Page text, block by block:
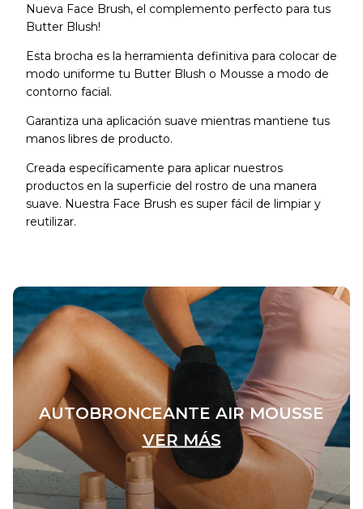
Nueva Face Brush, el complemento perfecto para tus
Butter Blush!
Esta brocha es la herramienta definitiva para colocar de
modo uniforme tu Butter Blush o Mousse a modo de
contorno facial.
Garantiza una aplicación suave mientras mantiene tus
manos libres de producto.
Creada específicamente para aplicar nuestros
productos en la superficie del rostro de una manera
suave. Nuestra Face Brush es super fácil de limpiar y
reutilizar.
AUTOBRONCEANTE AIR MOUSSE
VER MÁS